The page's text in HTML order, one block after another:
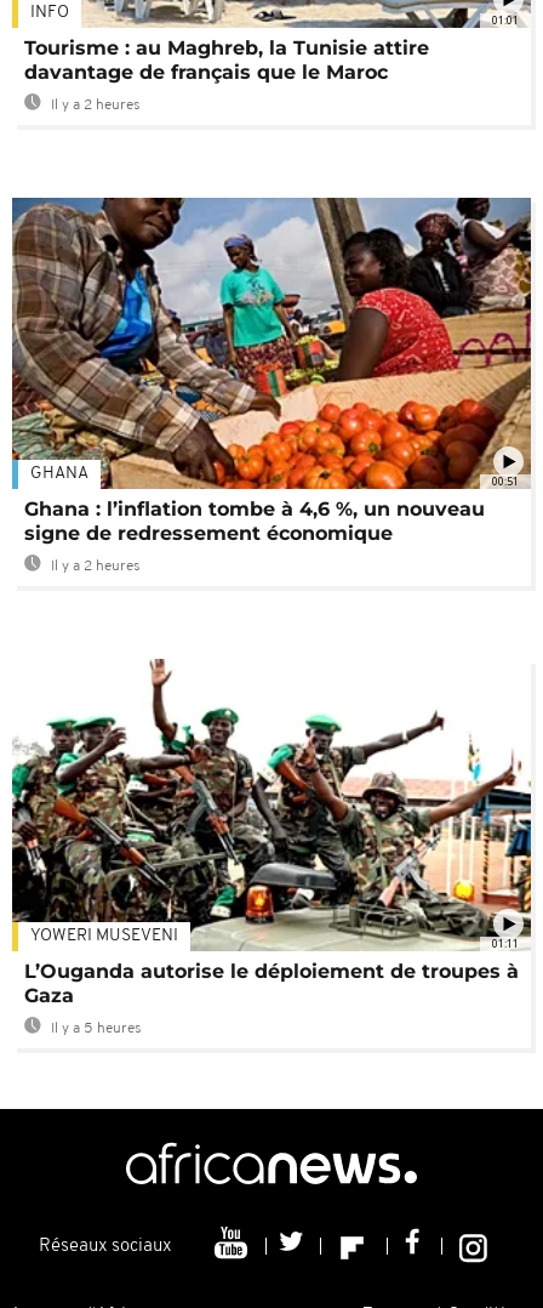
01:01
INFO
Tourisme : au Maghreb, la Tunisie attire
davantage de français que le Maroc
Il y a 2 heures
00:51
GHANA
Ghana : l’inflation tombe à 4,6 %, un nouveau
signe de redressement économique
Il y a 2 heures
01:11
YOWERI MUSEVENI
L’Ouganda autorise le déploiement de troupes à
Gaza
Il y a 5 heures
Réseaux sociaux